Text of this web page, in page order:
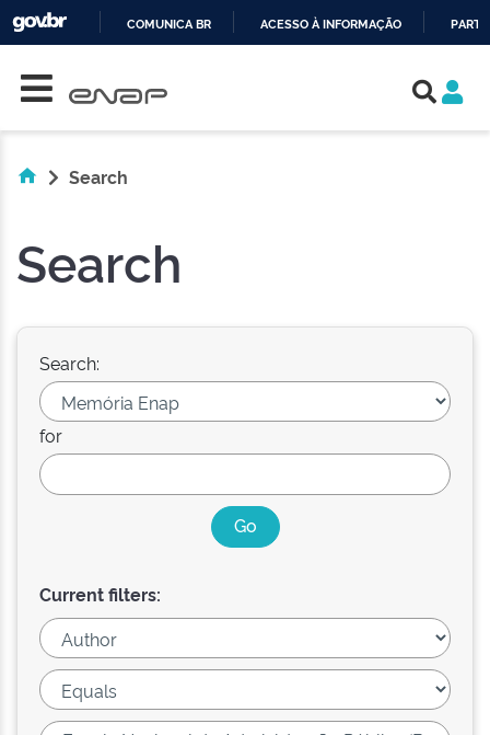
COMUNICA BR ACESSO À INFORMAÇÃO
Search
Search
Search:
for
Current filters: